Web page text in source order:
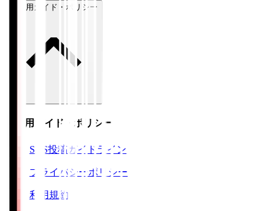
ご利用ガイド・ポリシー
ご利用ガイド・ポリシー
SNS投稿ガイドライン
プライバシーポリシー
利用規約